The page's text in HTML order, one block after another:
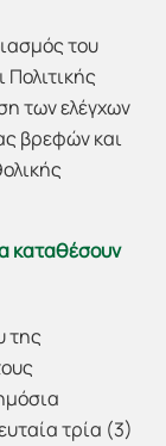
του
των ελέγχων
βρεφών και
καταθέσουν
της
τρία (3)